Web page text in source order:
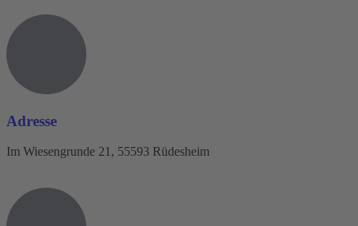
Adresse
Im Wiesengrunde 21, 55593 Rüdesheim